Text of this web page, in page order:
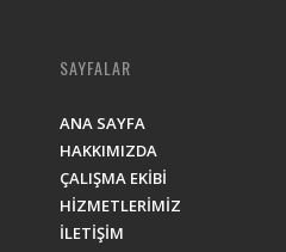
SAYFALAR
ANA SAYFA
HAKKIMIZDA
ÇALIŞMA EKİBİ
HİZMETLERİMİZ
İLETİŞİM